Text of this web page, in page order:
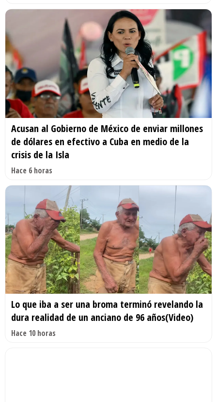
Acusan al Gobierno de México de enviar millones
de dólares en efectivo a Cuba en medio de la
crisis de la Isla
Hace 6 horas
Lo que iba a ser una broma terminó revelando la
dura realidad de un anciano de 96 años(Video)
Hace 10 horas